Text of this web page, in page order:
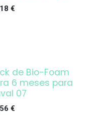
€
de Bio-Foam
6 meses para
07
€